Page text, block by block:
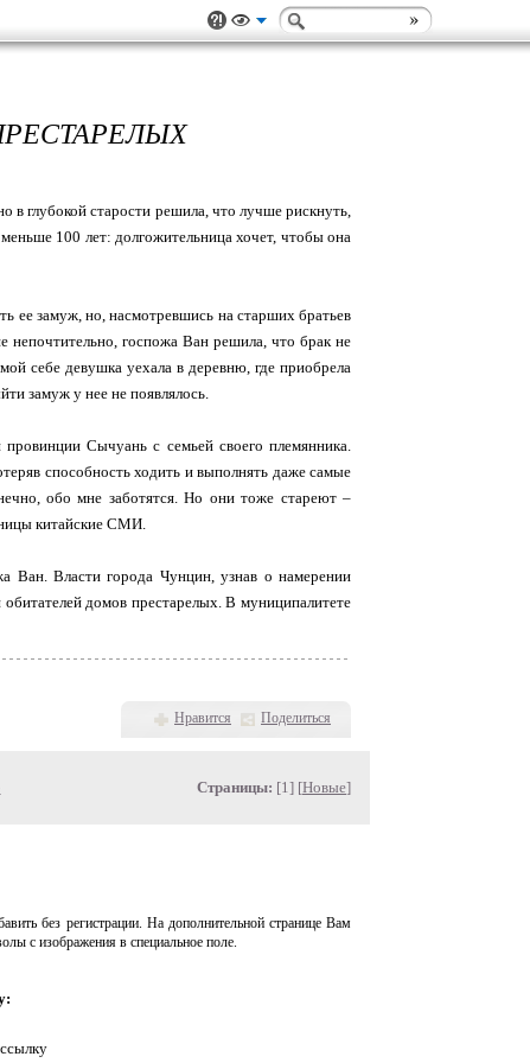
в глубокой старости решила, что лучше рискнуть,
100 лет: долгожительница хочет, чтобы она
ее замуж, но, насмотревшись на старших братьев
госпожа Ван решила, что брак не
себе девушка уехала в деревню, где приобрела
замуж у нее не появлялось.
Сычуань с семьей своего племянника.
способность ходить и выполнять даже самые
обо мне заботятся. Но они тоже стареют –
китайские СМИ.
Ван. Власти города Чунцин, узнав о намерении
домов престарелых. В муниципалитете
Нравится Поделиться
Страницы: [1] [Новые]
без регистрации. На дополнительной странице Вам
с изображения в специальное поле.